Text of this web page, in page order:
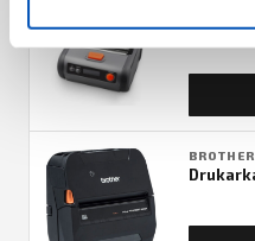
BROTHER